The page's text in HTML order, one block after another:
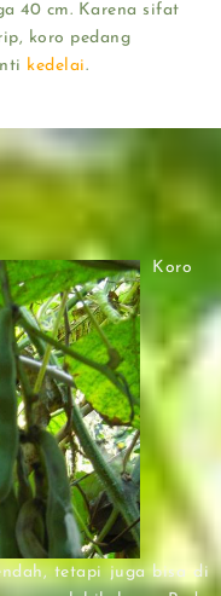
40 cm. Karena sifat
koro pedang
kedelai.
Koro
tetapi juga bisa di